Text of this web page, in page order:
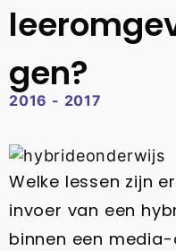
gen?
2016 - 2017
Welke lessen zijn
invoer van een
binnen een